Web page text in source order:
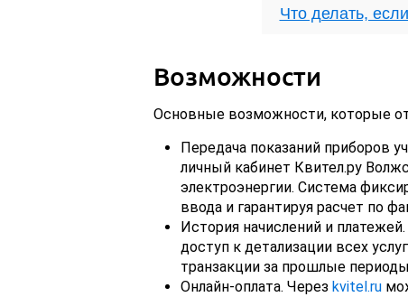
Что делать,
Возможности
Основные возможности, которые
Передача показаний приборов
личный кабинет Квител.ру
электроэнергии. Система
ввода и гарантируя расчет по
История начислений и
доступ к детализации всех
транзакции за прошлые
Онлайн-оплата. Через kvitel.ru